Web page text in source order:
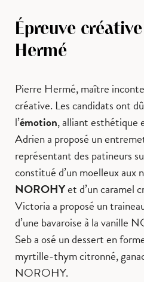
Épreuve
Hermé
Pierre Hermé, maître
créative. Les candidats ont
l’émotion, alliant esthétique
Adrien a proposé un
représentant des patineurs
constitué d’un moelleux aux
NOROHYet d’un caramel
Victoria a proposé un
d’une bavaroise à la vanille
Seb a osé un dessert en
myrtille-thym citronné,
NOROHY.